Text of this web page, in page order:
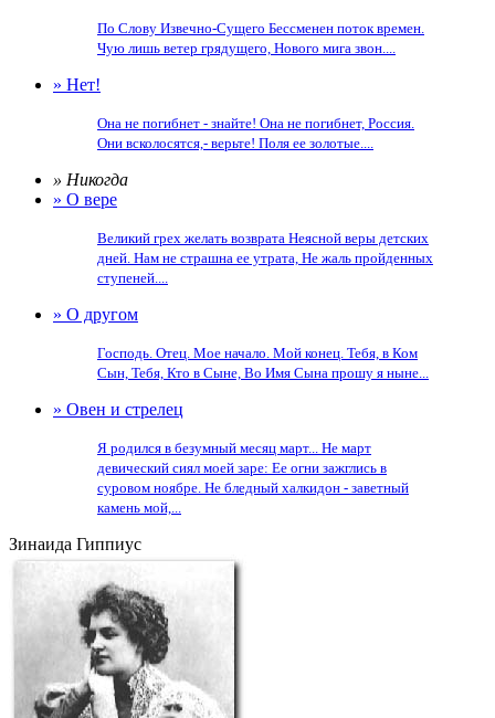
По Слову Извечно-Сущего Бессменен поток времен.
Чую лишь ветер грядущего, Нового мига звон....
» Нет!
Она не погибнет - знайте! Она не погибнет, Россия.
Они всколосятся,- верьте! Поля ее золотые....
» Никогда
» О вере
Великий грех желать возврата Неясной веры детских
дней. Нам не страшна ее утрата, Не жаль пройденных
ступеней....
» О другом
Господь. Отец. Мое начало. Мой конец. Тебя, в Ком
Сын, Тебя, Кто в Сыне, Во Имя Сына прошу я ныне...
» Овен и стрелец
Я родился в безумный месяц март... Не март
девический сиял моей заре: Ее огни зажглись в
суровом ноябре. Не бледный халкидон - заветный
камень мой,...
Зинаида Гиппиус